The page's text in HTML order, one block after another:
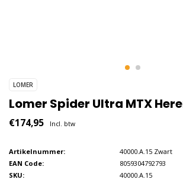
LOMER
Lomer Spider Ultra MTX
€174,95 Incl. btw
Artikelnummer:
40000.A.15 Zwart
EAN Code:
8059304792793
SKU:
40000.A.15